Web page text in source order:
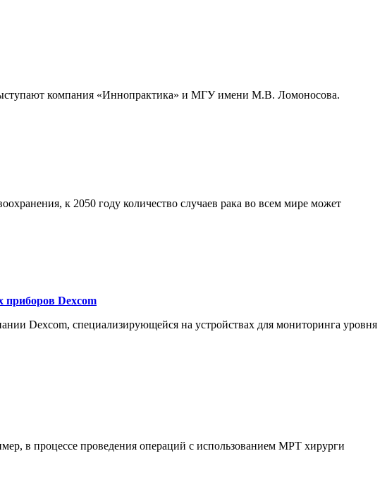
компания «Иннопрактика» и МГУ имени М.В. Ломоносова.
к 2050 году количество случаев рака во всем мире может
приборов Dexcom
Dexcom, специализирующейся на устройствах для мониторинга уровня
в процессе проведения операций с использованием МРТ хирурги